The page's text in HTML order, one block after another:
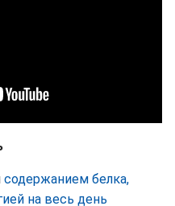
содержанием белка,
на весь день